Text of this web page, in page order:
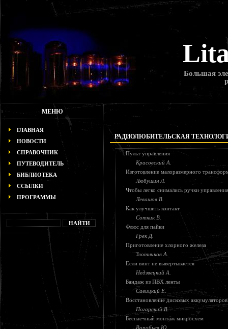
Большая
МЕНЮ
ГЛАВНАЯ
НОВОСТИ
СПРАВОЧНИК
ПУТЕВОДИТЕЛЬ
БИБЛИОТЕКА
ССЫЛКИ
ПРОГРАММЫ
РАДИОЛЮБИТЕЛЬСКАЯ
Пульт управления
Красовский А.
Изготовление малоразмерного
Любушин Л.
Чтобы легко снимались ручки управления
Левашов В.
Как улучшить контакт
Сотник В.
Флюс для пайки
Грек Д.
Приготовление хлорного железа
Злотников А.
Если винт не вывертывается
Недзвецкий А.
Бандаж из ПВХ ленты
Савицкий Е.
Восстановление дисковых аккумуляторов
Погарский В.
Беспаечный монтаж микросхем
Воробьев Ю.